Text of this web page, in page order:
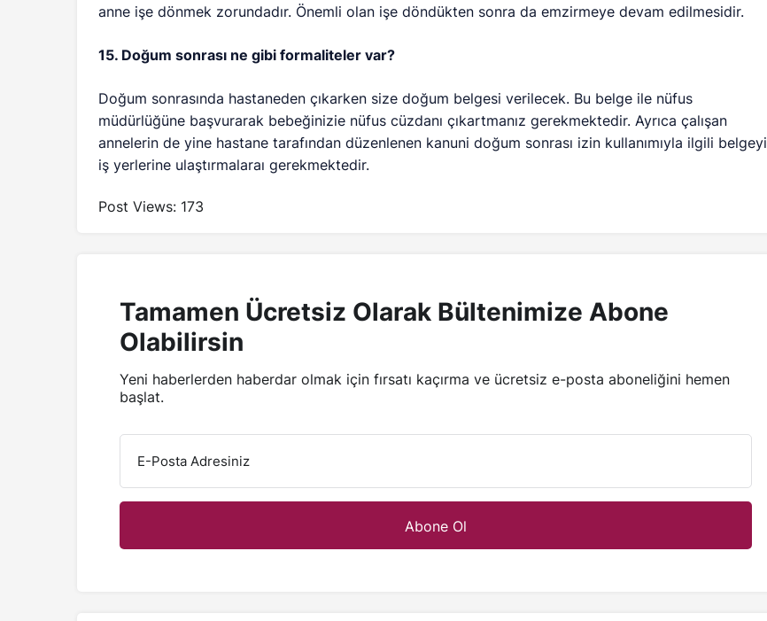
anne işe dönmek zorundadır. Önemli olan işe döndükten sonra da emzirmeye devam edilmesidir.
15. Doğum sonrası ne gibi formaliteler var?
Doğum sonrasında hastaneden çıkarken size doğum belgesi verilecek. Bu belge ile nüfus
müdürlüğüne başvurarak bebeğinizie nüfus cüzdanı çıkartmanız gerekmektedir. Ayrıca çalışan
annelerin de yine hastane tarafından düzenlenen kanuni doğum sonrası izin kullanımıyla ilgili belgeyi
iş yerlerine ulaştırmalaraı gerekmektedir.
Post Views: 173
Tamamen Ücretsiz Olarak Bültenimize Abone
Olabilirsin
Yeni haberlerden haberdar olmak için fırsatı kaçırma ve ücretsiz e-posta aboneliğini hemen
başlat.
E-Posta Adresiniz